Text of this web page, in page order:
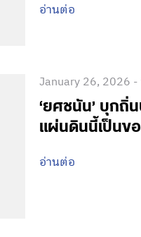
อ่านต่อ
January 26, 2026
‘ยศชนัน’ บุกถิ่น
แผ่นดินนี้เป็นข
อ่านต่อ